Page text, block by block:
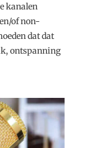
kanalen
of non-
dat dat
ontspanning